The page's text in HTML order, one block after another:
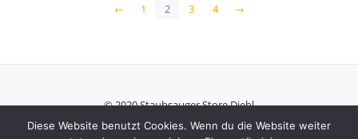
← 1 2 3 4 →
© 2020 Staubsauger Store Diehl
Secondary
Diese Website benutzt Cookies. Wenn du die Website weiter